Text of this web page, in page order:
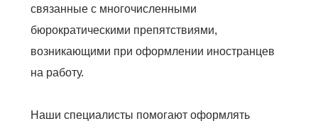
связанные с многочисленными
бюрократическими препятствиями,
возникающими при оформлении иностранцев
на работу.
Наши специалисты помогают оформлять